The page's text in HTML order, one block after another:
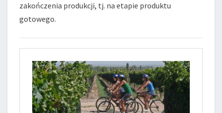
zakończenia produkcji, tj. na etapie produktu
gotowego.